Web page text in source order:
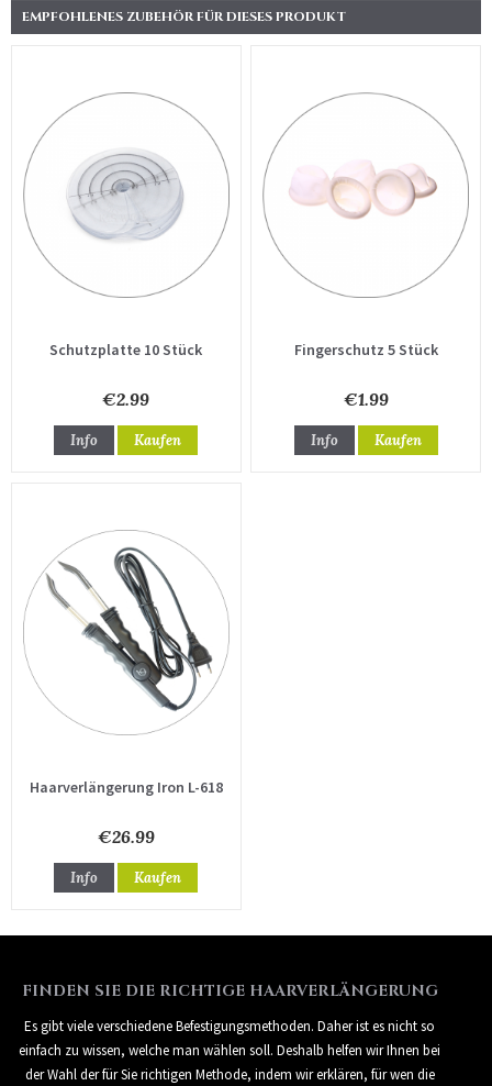
EMPFOHLENES ZUBEHÖR FÜR DIESES PRODUKT
Schutzplatte 10 Stück
€2.99
Info Kaufen
Fingerschutz 5 Stück
€1.99
Info Kaufen
Haarverlängerung Iron L-618
€26.99
Info Kaufen
FINDEN SIE DIE RICHTIGE HAARVERLÄNGERUNG
Es gibt viele verschiedene Befestigungsmethoden. Daher ist es nicht so
einfach zu wissen, welche man wählen soll. Deshalb helfen wir Ihnen bei
der Wahl der für Sie richtigen Methode, indem wir erklären, für wen die